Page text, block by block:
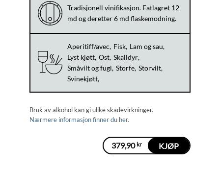
Tradisjonell vinifikasjon. Fatlagret 12
md og deretter 6 md flaskemodning.
Aperitiff/avec Fisk Lam og sau
Lyst kjøtt Ost Skalldyr
Småvilt og fugl Storfe Storvilt
Svinekjøtt
Bruk av alkohol kan gi ulike skadevirkninger.
Nærmere informasjon finner du her.
379,90 kr KJØP